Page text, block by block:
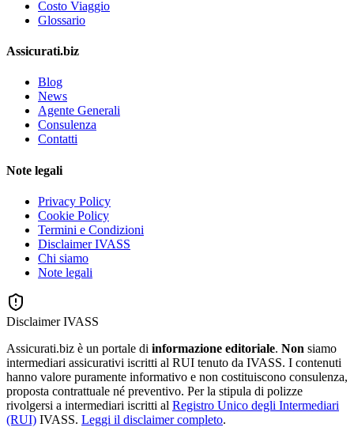
Costo Viaggio
Glossario
Assicurati.biz
Blog
News
Agente Generali
Consulenza
Contatti
Note legali
Privacy Policy
Cookie Policy
Termini e Condizioni
Disclaimer IVASS
Chi siamo
Note legali
Disclaimer IVASS
Assicurati.biz è un portale di informazione editoriale. Non siamo
intermediari assicurativi iscritti al RUI tenuto da IVASS. I contenuti
hanno valore puramente informativo e non costituiscono consulenza,
proposta contrattuale né preventivo. Per la stipula di polizze
rivolgersi a intermediari iscritti al Registro Unico degli Intermediari
(RUI) IVASS. Leggi il disclaimer completo.